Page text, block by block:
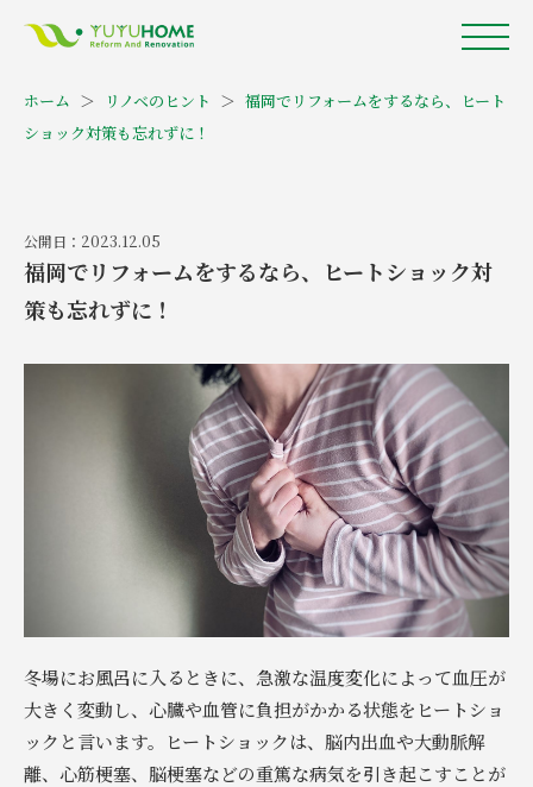
ホーム ＞ リノベのヒント ＞ 福岡でリフォームをするなら、ヒート
ショック対策も忘れずに！
公開日：2023.12.05
福岡でリフォームをするなら、ヒートショック対
策も忘れずに！
冬場にお風呂に入るときに、急激な温度変化によって血圧が
大きく変動し、心臓や血管に負担がかかる状態をヒートショ
ックと言います。ヒートショックは、脳内出血や大動脈解
離、心筋梗塞、脳梗塞などの重篤な病気を引き起こすことが